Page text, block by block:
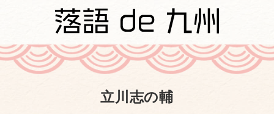
立川志の輔